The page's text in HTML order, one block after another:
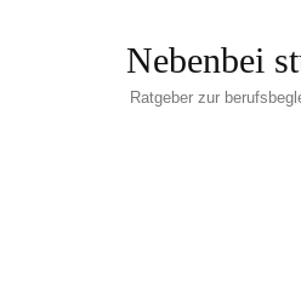
Nebenbei
Ratgeber zur